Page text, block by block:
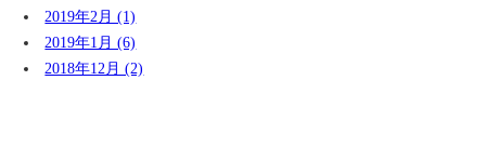
2019年2月 (1)
2019年1月 (6)
2018年12月 (2)